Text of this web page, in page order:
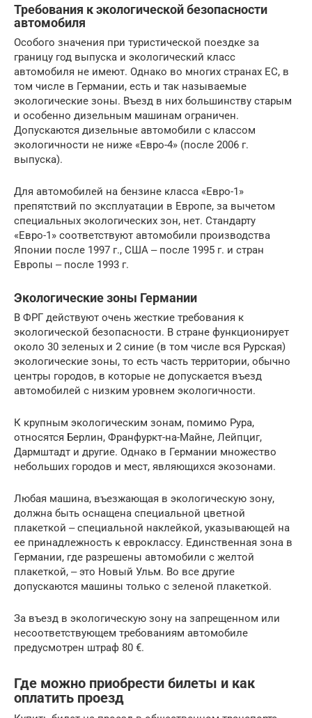
Требования к экологической безопасности
автомобиля
Особого значения при туристической поездке за
границу год выпуска и экологический класс
автомобиля не имеют. Однако во многих странах ЕС, в
том числе в Германии, есть и так называемые
экологические зоны. Въезд в них большинству старым
и особенно дизельным машинам ограничен.
Допускаются дизельные автомобили с классом
экологичности не ниже «Евро-4» (после 2006 г.
выпуска).
Для автомобилей на бензине класса «Евро-1»
препятствий по эксплуатации в Европе, за вычетом
специальных экологических зон, нет. Стандарту
«Евро-1» соответствуют автомобили производства
Японии после 1997 г., США ‒ после 1995 г. и стран
Европы ‒ после 1993 г.
Экологические зоны Германии
В ФРГ действуют очень жесткие требования к
экологической безопасности. В стране функционирует
около 30 зеленых и 2 синие (в том числе вся Рурская)
экологические зоны, то есть часть территории, обычно
центры городов, в которые не допускается въезд
автомобилей с низким уровнем экологичности.
К крупным экологическим зонам, помимо Рура,
относятся Берлин, Франфуркт-на-Майне, Лейпциг,
Дармштадт и другие. Однако в Германии множество
небольших городов и мест, являющихся экозонами.
Любая машина, въезжающая в экологическую зону,
должна быть оснащена специальной цветной
плакеткой ‒ специальной наклейкой, указывающей на
ее принадлежность к евроклассу. Единственная зона в
Германии, где разрешены автомобили с желтой
плакеткой, ‒ это Новый Ульм. Во все другие
допускаются машины только с зеленой плакеткой.
За въезд в экологическую зону на запрещенном или
несоответствующем требованиям автомобиле
предусмотрен штраф 80 €.
Где можно приобрести билеты и как
оплатить проезд